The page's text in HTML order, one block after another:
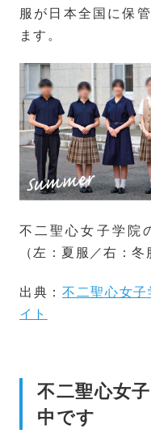
服が日本全国に保
ます。
不二聖心女子学院
（左：夏服／右：冬
出典： 不二聖心女
イト
不二聖心女
中です